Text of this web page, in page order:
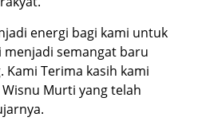
energi bagi kami untuk
menjadi semangat baru
Terima kasih kami
Murti yang telah